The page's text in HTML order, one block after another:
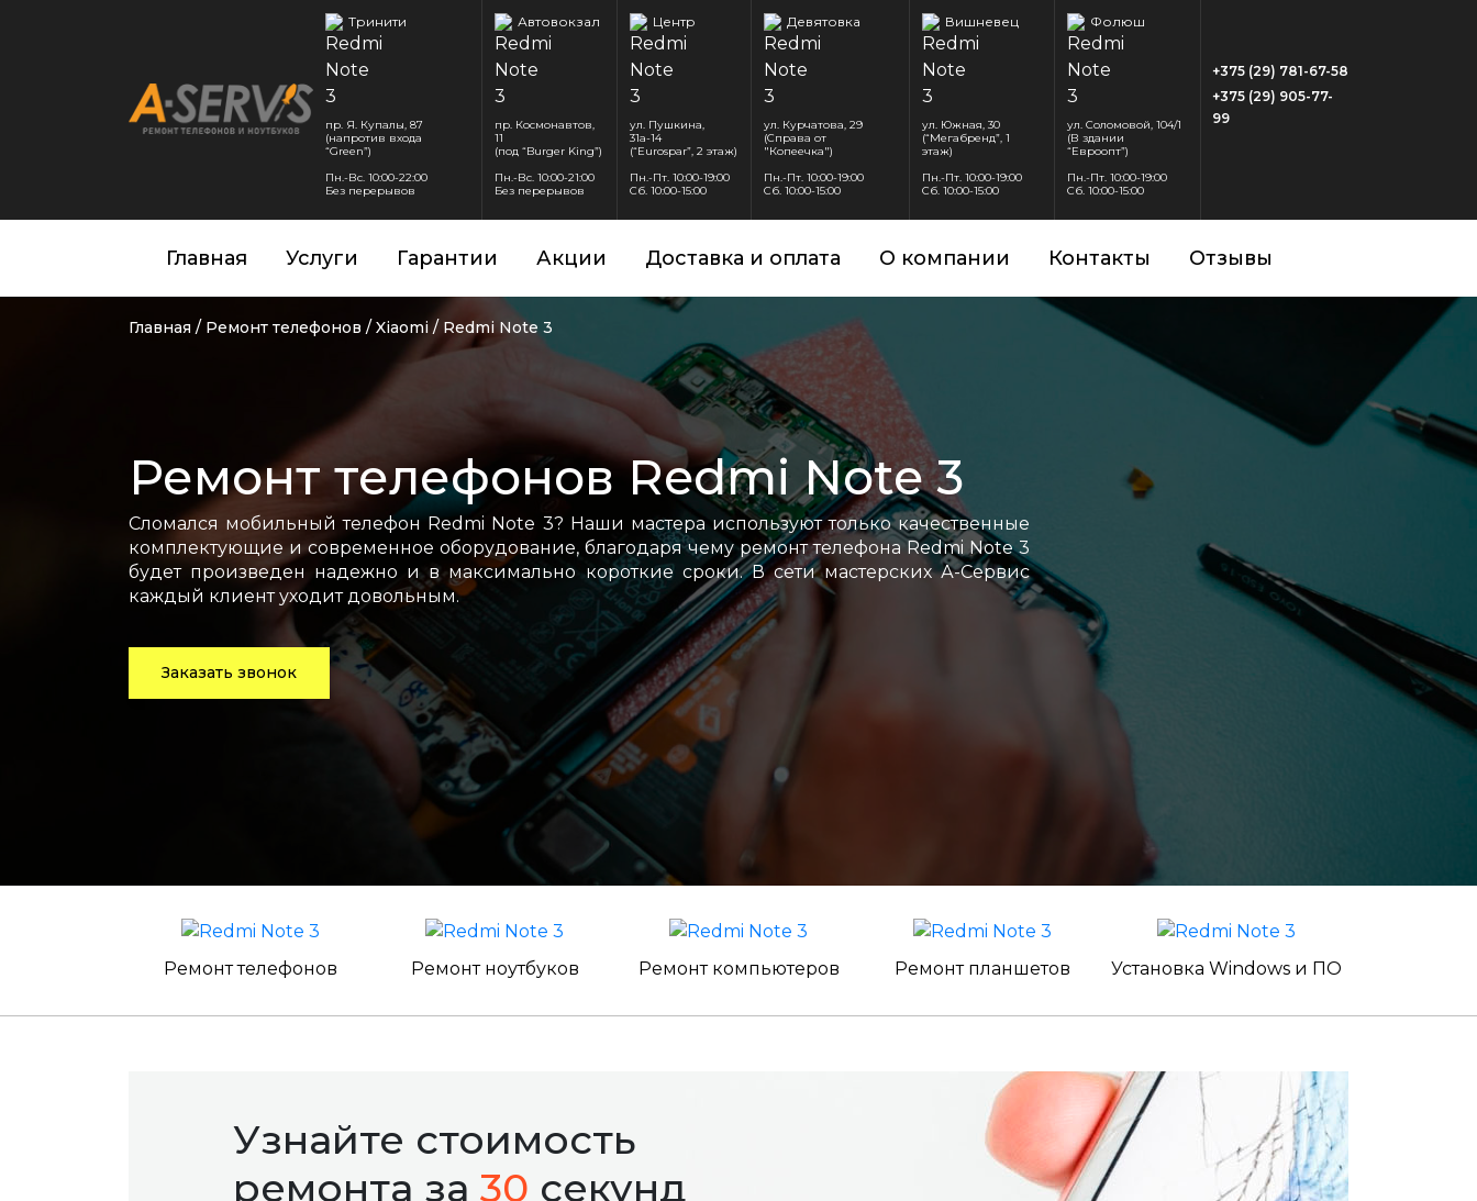
Тринити
пр. Я. Купалы, 87
(напротив входа
“Green”)
Пн.-Вс. 10:00-22:00
Без перерывов
Автовокзал
пр. Космонавтов,
11
(под “Burger King”)
Пн.-Вс. 10:00-21:00
Без перерывов
Центр
ул. Пушкина,
31а-14
(“Eurospar”, 2 этаж)
Пн.-Пт. 10:00-19:00
Сб. 10:00-15:00
Девятовка
ул. Курчатова, 29
(Справа от
"Копеечка")
Пн.-Пт. 10:00-19:00
Сб. 10:00-15:00
Вишневец
ул. Южная, 30
(“Мегабренд”, 1
этаж)
Пн.-Пт. 10:00-19:00
Сб. 10:00-15:00
Фолюш
ул. Соломовой, 104/1
(В здании
“Евроопт”)
Пн.-Пт. 10:00-19:00
Сб. 10:00-15:00
+375 (29) 781-67-58
+375 (29) 905-77-
99
Главная Услуги Гарантии Акции Доставка и оплата О компании Контакты Отзывы
Главная / Ремонт телефонов / Xiaomi / Redmi Note 3
Ремонт телефонов Redmi Note 3
Сломался мобильный телефон Redmi Note 3? Наши мастера используют только качественные
комплектующие и современное оборудование, благодаря чему ремонт телефона Redmi Note 3
будет произведен надежно и в максимально короткие сроки. В сети мастерских А-Сервис
каждый клиент уходит довольным.
Заказать звонок
Ремонт телефонов Ремонт ноутбуков Ремонт компьютеров Ремонт планшетов Установка Windows и ПО
Узнайте стоимость
ремонта за 30 секунд